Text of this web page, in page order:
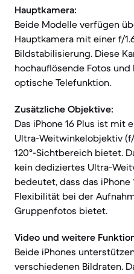
Hauptkamera:
Beide Modelle verfügen
Hauptkamera mit einer f/
Bildstabilisierung. Diese
hochauflösende Fotos
optische Telefunktion.
Zusätzliche Objektive:
Das iPhone 16 Plus ist mit
Ultra-Weitwinkelobjektiv
120°-Sichtbereich bietet.
kein dediziertes Ultra-
bedeutet, dass das iPhone
Flexibilität bei der
Gruppenfotos bietet.
Video und weitere
Beide iPhones
verschiedenen Bildraten.